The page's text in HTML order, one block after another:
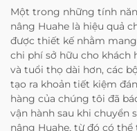
Một trong những tính
nâng Huahe là hiệu quả
được thiết kế nhằm
chi phí sở hữu cho khách
và tuổi thọ dài hơn, các
tạo ra khoản tiết kiệm
hàng của chúng tôi đã
vận hành sau khi chuyển
nâng Huahe, từ đó có